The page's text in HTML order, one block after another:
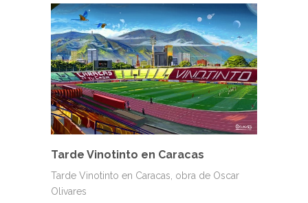
Tarde Vinotinto en Caracas
Tarde Vinotinto en Caracas, obra de Oscar
Olivares